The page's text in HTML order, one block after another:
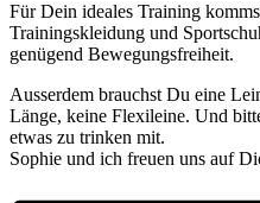
Für Dein ideales Training
Trainingskleidung und
genügend Bewegungsfreiheit.
Ausserdem brauchst Du eine
Länge, keine Flexileine. Und
etwas zu trinken mit.
Sophie und ich freuen uns auf